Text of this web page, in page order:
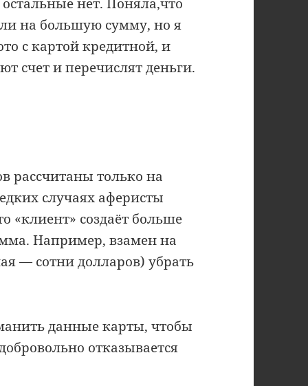
на большую сумму, но я
с картой кредитной, и
счет и перечислят деньги.
рассчитаны только на
случаях аферисты
«клиент» создаёт больше
Например, взамен на
— сотни долларов) убрать
данные карты, чтобы
отказывается